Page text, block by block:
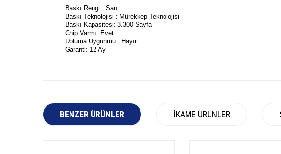
Baskı Rengi : Sarı
Baskı Teknolojisi : Mürekkep Teknolojisi
Baskı Kapasitesi: 3.300 Sayfa
Chip Varmı :Evet
Doluma Uygunmu : Hayır
Garanti: 12 Ay
BENZER ÜRÜNLER İKAME ÜRÜNLER